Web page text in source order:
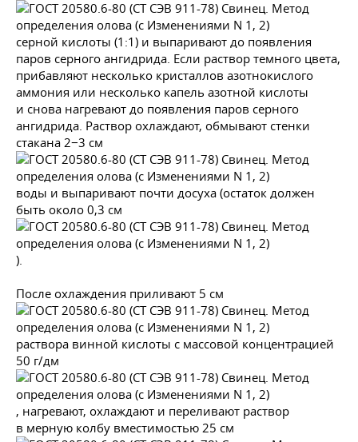
серной кислоты (1:1) и выпаривают до появления
паров серного ангидрида. Если раствор темного цвета,
прибавляют несколько кристаллов азотнокислого
аммония или несколько капель азотной кислоты
и снова нагревают до появления паров серного
ангидрида. Раствор охлаждают, обмывают стенки
стакана 2−3 см
воды и выпаривают почти досуха (остаток должен
быть около 0,3 см
).
После охлаждения приливают 5 см
раствора винной кислоты с массовой концентрацией
50 г/дм
, нагревают, охлаждают и переливают раствор
в мерную колбу вместимостью 25 см